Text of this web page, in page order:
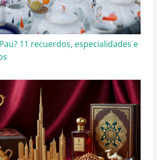
11 recuerdos, especialidades e